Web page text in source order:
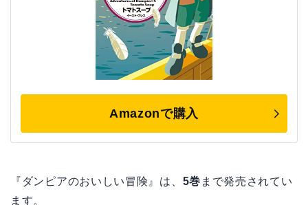
Amazonで購入
『ダンピアのおいしい冒険』は、 5巻 まで発売されてい
ます。